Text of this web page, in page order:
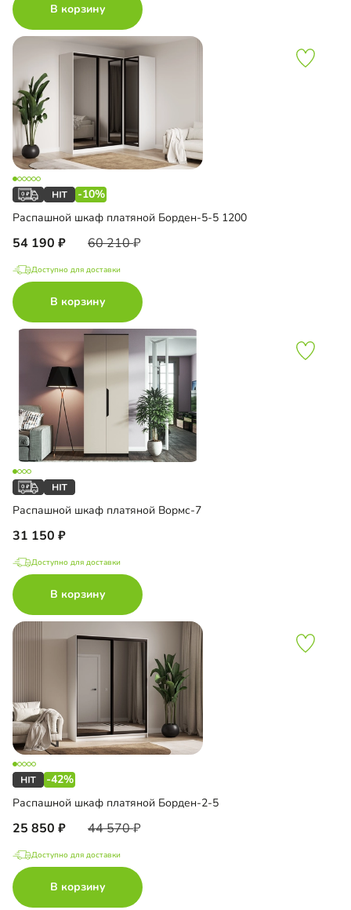
В корзину
-10%
Распашной шкаф платяной Борден-5-5 1200
54 190 60 210
Доступно для доставки
В корзину
Распашной шкаф платяной Вормс-7
31 150
Доступно для доставки
В корзину
-42%
Распашной шкаф платяной Борден-2-5
25 850 44 570
Доступно для доставки
В корзину